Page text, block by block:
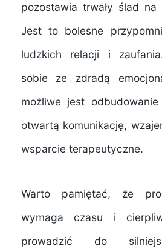
pozostawia trwały ślad
Jest to bolesne
ludzkich relacji i
sobie ze zdradą
możliwe jest
otwartą komunikację,
wsparcie terapeutyczne.
Warto pamiętać, że
wymaga czasu i
prowadzić do